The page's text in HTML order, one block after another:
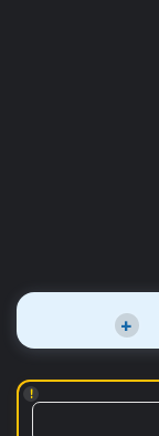
+
!